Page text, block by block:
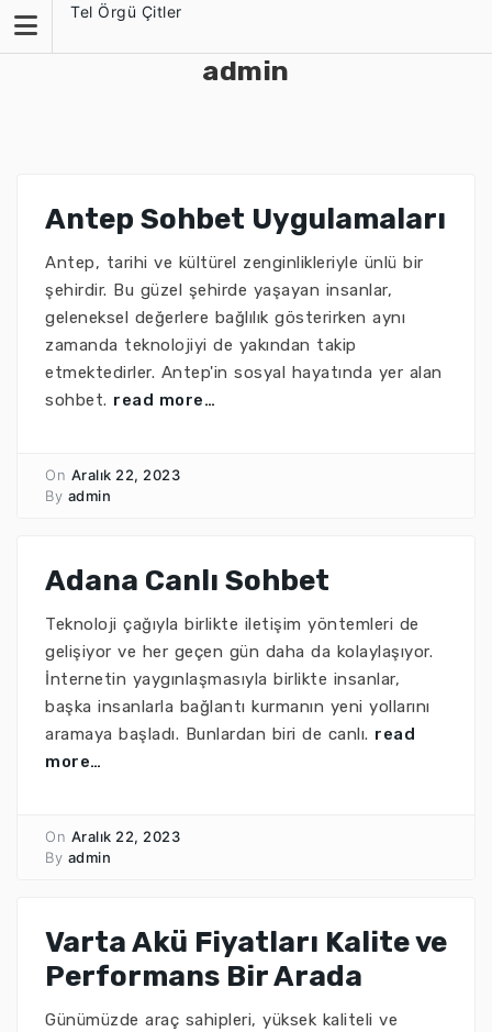
content
Tel Örgü Çitler
admin
Antep Sohbet Uygulamaları
Antep, tarihi ve kültürel zenginlikleriyle ünlü bir
şehirdir. Bu güzel şehirde yaşayan insanlar,
geleneksel değerlere bağlılık gösterirken aynı
zamanda teknolojiyi de yakından takip
etmektedirler. Antep'in sosyal hayatında yer alan
sohbet. read more…
On Aralık 22, 2023
By admin
Adana Canlı Sohbet
Teknoloji çağıyla birlikte iletişim yöntemleri de
gelişiyor ve her geçen gün daha da kolaylaşıyor.
İnternetin yaygınlaşmasıyla birlikte insanlar,
başka insanlarla bağlantı kurmanın yeni yollarını
aramaya başladı. Bunlardan biri de canlı. read
more…
On Aralık 22, 2023
By admin
Varta Akü Fiyatları Kalite ve
Performans Bir Arada
Günümüzde araç sahipleri, yüksek kaliteli ve